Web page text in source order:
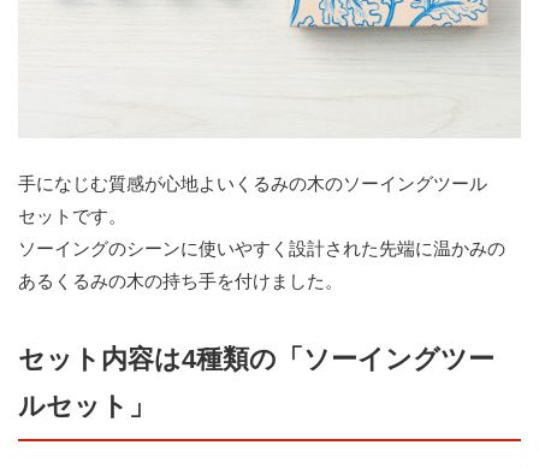
手になじむ質感が心地よいくるみの木のソーイングツール
セットです。
ソーイングのシーンに使いやすく設計された先端に温かみの
あるくるみの木の持ち手を付けました。
セット内容は4種類の「ソーイングツー
ルセット」